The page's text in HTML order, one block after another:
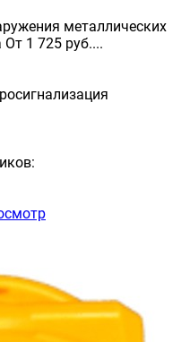
металлических
1 725 руб....